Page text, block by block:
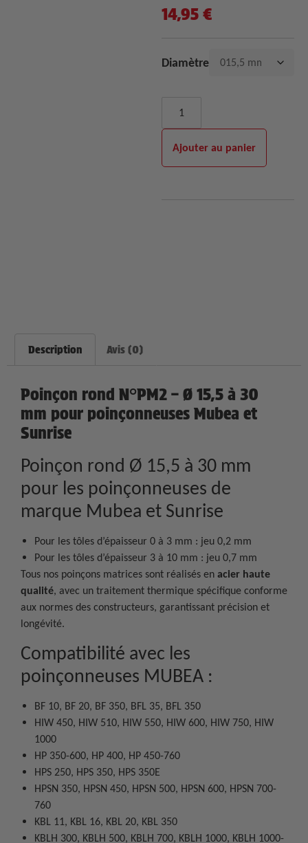
14,95 €
Diamètre
Ajouter au panier
Description Avis (0)
Poinçon rond N°PM2 – Ø 15,5 à 30
mm pour poinçonneuses Mubea et
Sunrise
Poinçon rond Ø 15,5 à 30 mm
pour les poinçonneuses de
marque Mubea et Sunrise
Pour les tôles d’épaisseur 0 à 3 mm : jeu 0,2 mm
Pour les tôles d’épaisseur 3 à 10 mm : jeu 0,7 mm
Tous nos poinçons matrices sont réalisés en acier haute
qualité, avec un traitement thermique spécifique conforme
aux normes des constructeurs, garantissant précision et
longévité.
Compatibilité avec les
poinçonneuses MUBEA :
BF 10, BF 20, BF 350, BFL 35, BFL 350
HIW 450, HIW 510, HIW 550, HIW 600, HIW 750, HIW
1000
HP 350-600, HP 400, HP 450-760
HPS 250, HPS 350, HPS 350E
HPSN 350, HPSN 450, HPSN 500, HPSN 600, HPSN 700-
760
KBL 11, KBL 16, KBL 20, KBL 350
KBLH 300, KBLH 500, KBLH 700, KBLH 1000, KBLH 1000-